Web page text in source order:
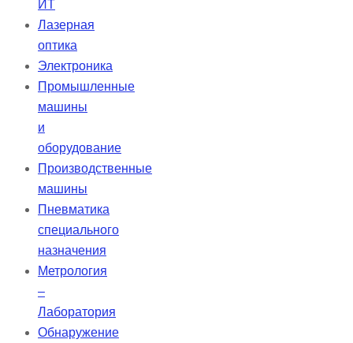
ИТ
Лазерная
оптика
Электроника
Промышленные
машины
и
оборудование
Производственные
машины
Пневматика
специального
назначения
Метрология
–
Лаборатория
Обнаружение